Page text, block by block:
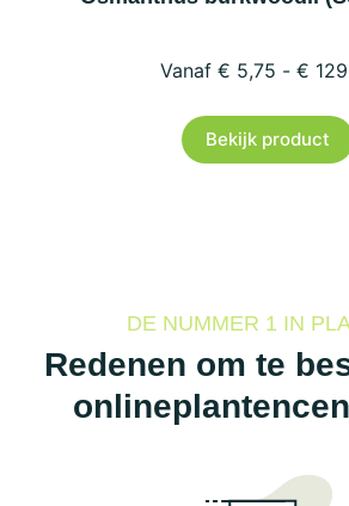
€ 5,75 - €
Bekijk product
DE NUMMER 1 IN
Redenen om te